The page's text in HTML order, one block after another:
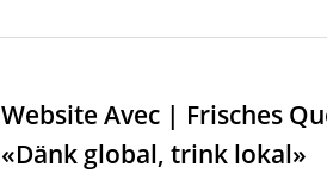
Website Avec | Frisches
«Dänk global, trink lokal»